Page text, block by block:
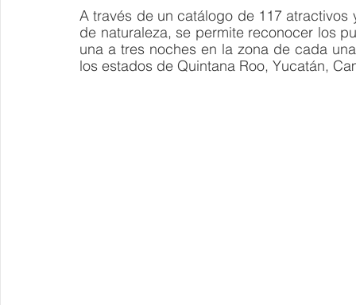
A través de un catálogo de 117
de naturaleza, se permite reconocer los
una a tres noches en la zona de cada
los estados de Quintana Roo, Yucatán,